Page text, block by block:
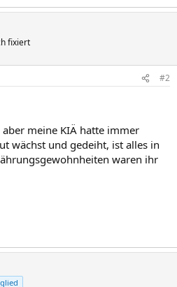
fixiert
#2
meine KIÄ hatte immer
wächst und gedeiht, ist alles in
waren ihr